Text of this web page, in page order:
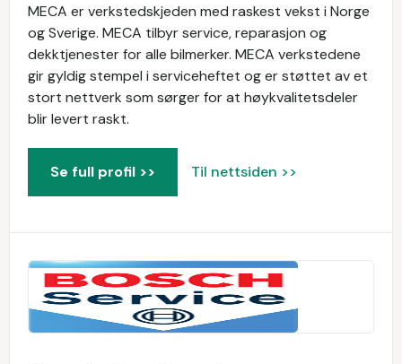
MECA er verkstedskjeden med raskest vekst i Norge
og Sverige. MECA tilbyr service, reparasjon og
dekktjenester for alle bilmerker. MECA verkstedene
gir gyldig stempel i serviceheftet og er støttet av et
stort nettverk som sørger for at høykvalitetsdeler
blir levert raskt.
Se full profil >> Til nettsiden >>